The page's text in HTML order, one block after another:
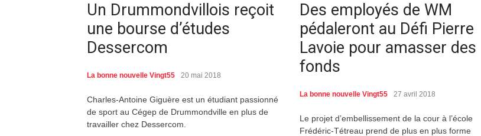
Un Drummondvillois reçoit
une bourse d’études
Dessercom
La bonne nouvelle Vingt55 20 mai 2018
Charles-Antoine Giguère est un étudiant passionné
de sport au Cégep de Drummondville en plus de
travailler chez Dessercom.
Des employés de WM
pédaleront au Défi Pierre
Lavoie pour amasser des
fonds
La bonne nouvelle Vingt55 27 avril 2018
Le projet d’embellissement de la cour à l’école
Frédéric-Tétreau prend de plus en plus forme